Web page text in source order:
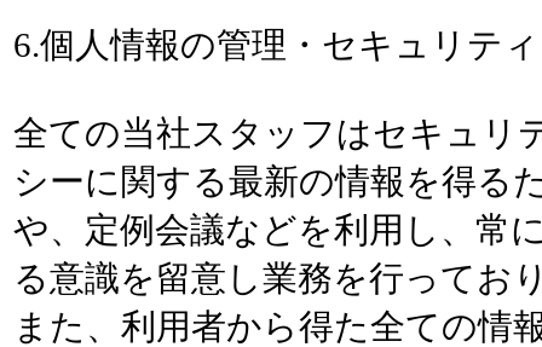
6.個人情報の管理・セキュリテ
全ての当社スタッフはセキュリ
シーに関する最新の情報を得る
や、定例会議などを利用し、常
る意識を留意し業務を行ってお
また、利用者から得た全ての情